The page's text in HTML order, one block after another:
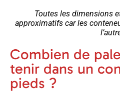
Toutes les dimensions
approximatifs car les
Combien de
tenir dans un
pieds ?